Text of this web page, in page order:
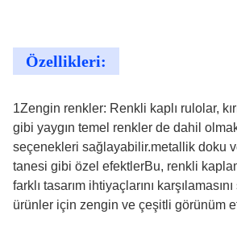
Özellikleri:
1Zengin renkler: Renkli kaplı rulolar,
gibi yaygın temel renkler de dahil
seçenekleri sağlayabilir.metallik doku
tanesi gibi özel efektlerBu, renkli
farklı tasarım ihtiyaçlarını
ürünler için zengin ve çeşitli görünüm